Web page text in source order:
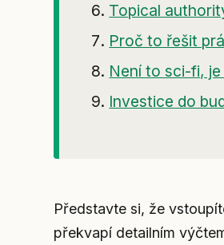
Topical
Proč to řešit
Není to sci-fi,
Investice do
Představte si, že
překvapí detailním